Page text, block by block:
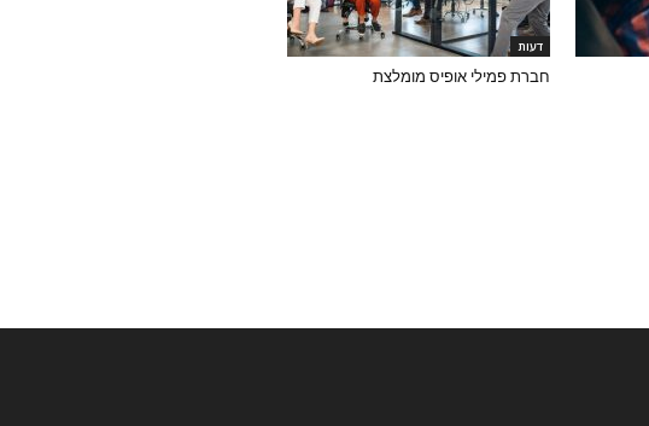
דעות
חברת פמילי אופיס מומלצת